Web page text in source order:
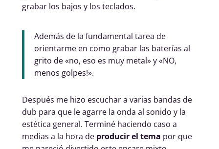
grabar los bajos y los teclados.
Además de la fundamental tarea de
orientarme en como grabar las baterías al
grito de «no, eso es muy metal» y «NO,
menos golpes!».
Después me hizo escuchar a varias bandas de
dub para que le agarre la onda al sonido y la
estética general. Terminé haciendo caso a
medias a la hora de producir el tema por que